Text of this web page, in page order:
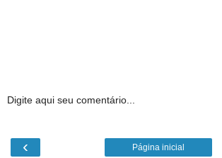
Digite aqui seu comentário...
‹ Página inicial